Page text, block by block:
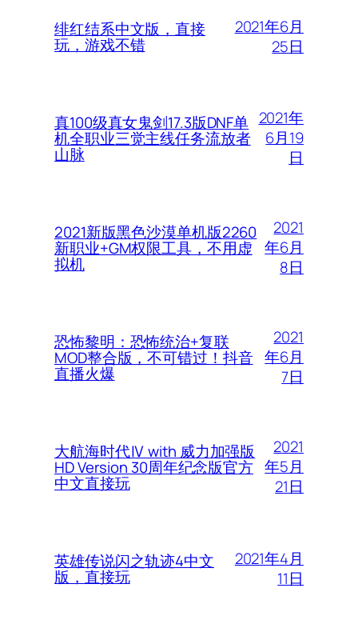
绯红结系中文版，直接
玩，游戏不错
2021年6月
25日
真100级真女鬼剑17.3版DNF单
机全职业三觉主线任务流放者
山脉
2021年
6月19
日
2021新版黑色沙漠单机版2260
新职业+GM权限工具，不用虚
拟机
2021
年6月
8日
恐怖黎明：恐怖统治+复联
MOD整合版，不可错过！抖音
直播火爆
2021
年6月
7日
大航海时代Ⅳ with 威力加强版
HD Version 30周年纪念版官方
中文直接玩
2021
年5月
21日
英雄传说闪之轨迹4中文
版，直接玩
2021年4月
11日